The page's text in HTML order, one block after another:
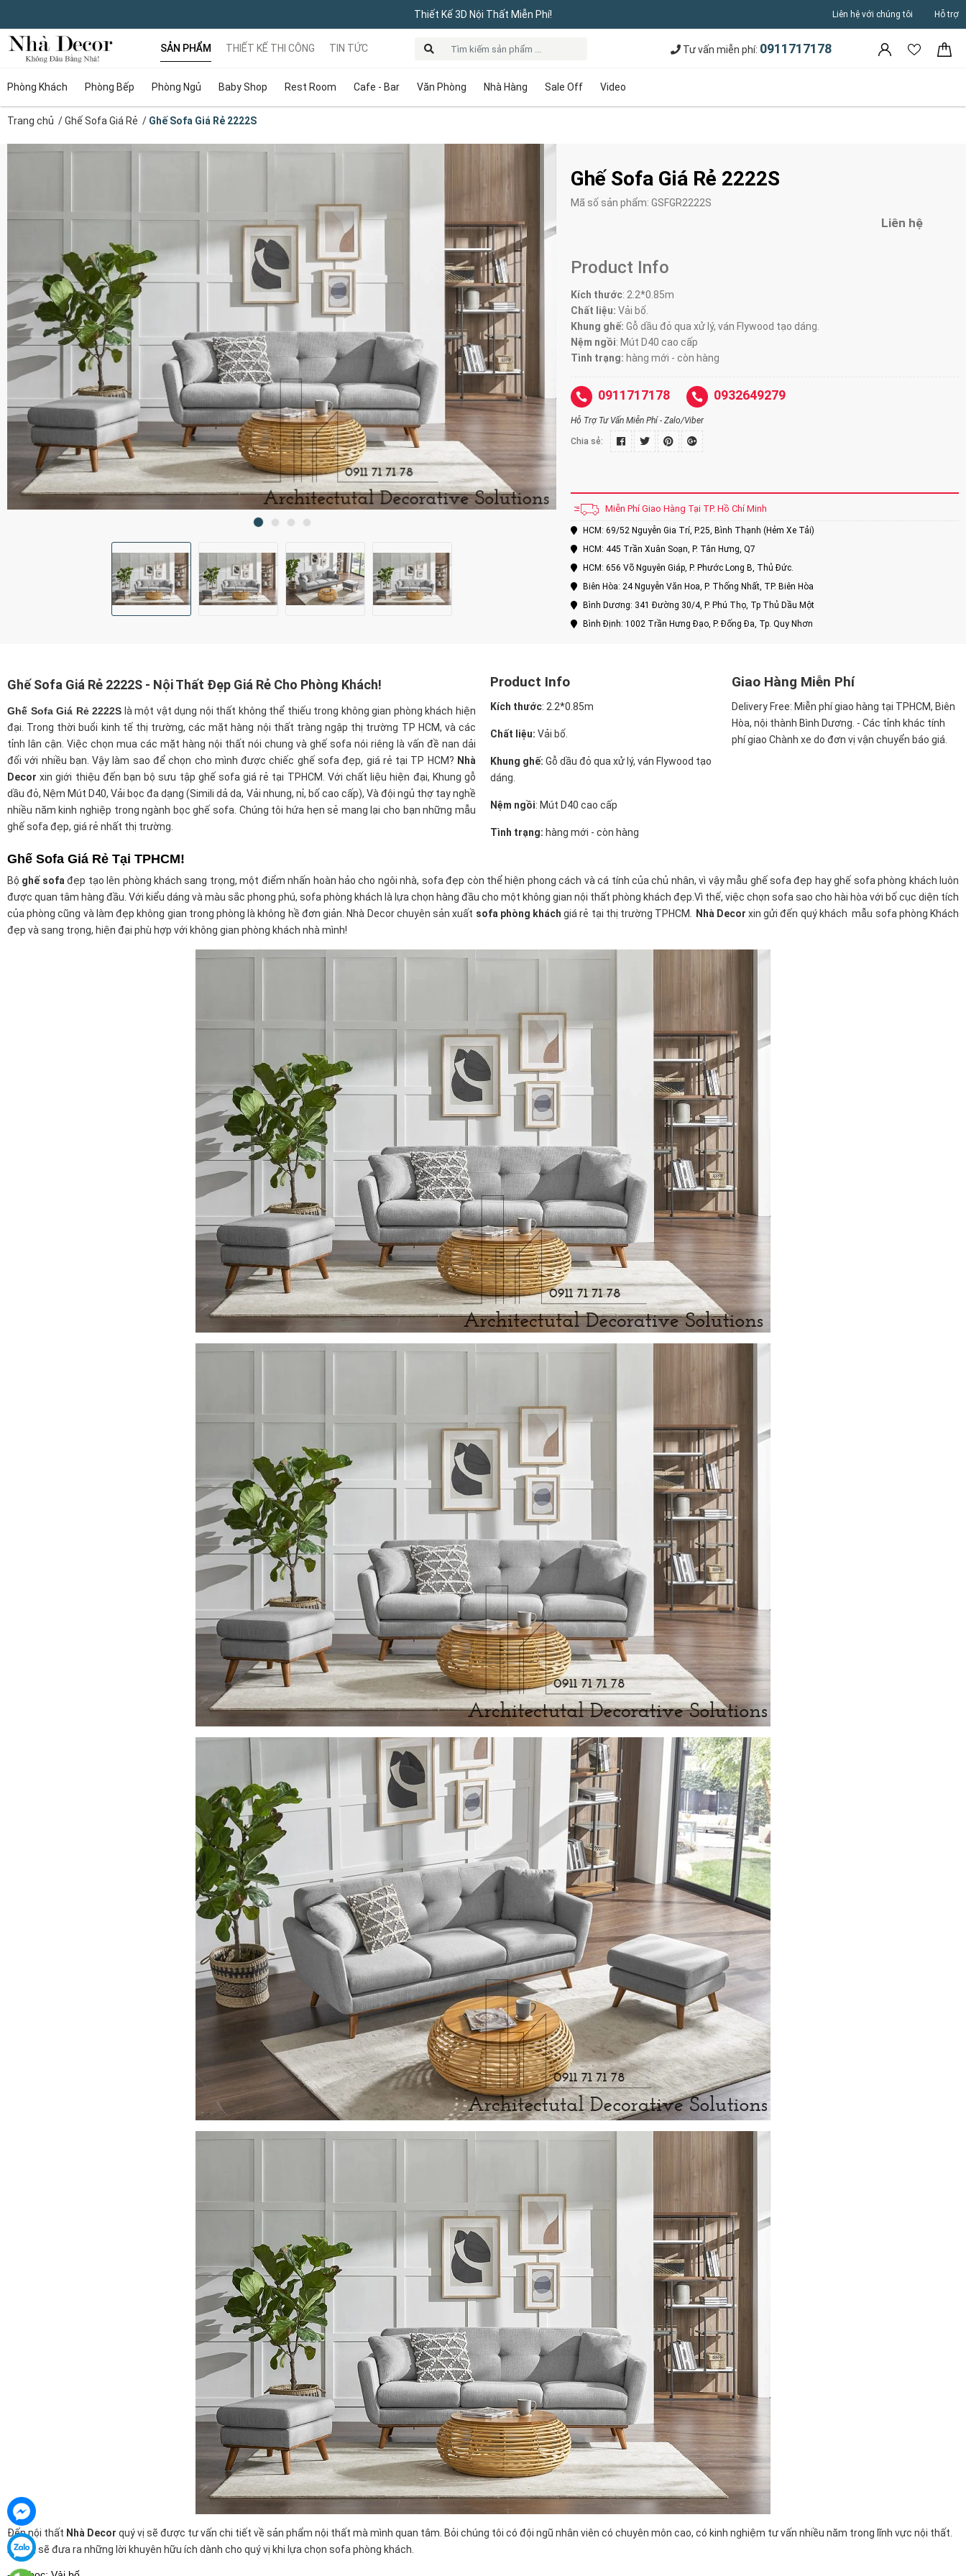
Thiết Kế 3D Nội Thất Miễn Phí! Liên hệ với chúng tôi Hỗ trợ
SẢN PHẨM
Phòng Khách Phòng Bếp Phòng Ngủ Baby Shop Rest Room Cafe - Bar Văn Phòng Nhà Hàng Sale Off Video
THIẾT KẾ THI CÔNG TIN TỨC Tư vấn miễn phí: 0911717178
Trang chủ /Ghế Sofa Giá Rẻ / Ghế Sofa Giá Rẻ 2222S
Ghế Sofa Giá Rẻ 2222S
Mã số sản phẩm: GSFGR2222S
Liên hệ
Product Info
Kích thước: 2.2*0.85m
Chất liệu: Vải bố.
Khung ghế: Gỗ dầu đỏ qua xử lý, ván Flywood tạo dáng.
Nệm ngồi: Mút D40 cao cấp
Tình trạng: hàng mới - còn hàng
0911717178 0932649279
Hỗ Trợ Tư Vấn Miễn Phí - Zalo/Viber
Chia sẻ:
Miễn Phí Giao Hàng Tại TP. Hồ Chí Minh
HCM: 69/52 Nguyễn Gia Trí, P.25, Bình Thạnh (Hẻm Xe Tải)
HCM: 445 Trần Xuân Soạn, P. Tân Hưng, Q7
HCM: 656 Võ Nguyên Giáp, P. Phước Long B, Thủ Đức.
Biên Hòa: 24 Nguyễn Văn Hoa, P. Thống Nhất, TP. Biên Hòa
Bình Dương: 341 Đường 30/4, P. Phú Thọ, Tp Thủ Dầu Một
Bình Định: 1002 Trần Hưng Đạo, P. Đống Đa, Tp. Quy Nhơn
Ghế Sofa Giá Rẻ 2222S - Nội Thất Đẹp Giá Rẻ Cho Phòng Khách!
Ghế Sofa Giá Rẻ 2222S là một vật dụng nội thất không thể thiếu trong không gian phòng khách hiện
đại. Trong thời buổi kinh tế thị trường, các mặt hàng nội thất tràng ngập thị trường TP HCM, và các
tỉnh lân cận. Việc chọn mua các mặt hàng nội thất nói chung và ghế sofa nói riêng là vấn đề nan dải
đối với nhiều bạn. Vậy làm sao để chọn cho mình được chiếc ghế sofa đẹp, giá rẻ tại TP HCM? Nhà
Decor xin giới thiệu đến bạn bộ sưu tập ghế sofa giá rẻ tại TPHCM. Với chất liệu hiện đại, Khung gỗ
dầu đỏ, Nệm Mút D40, Vải bọc đa dạng (Simili dả da, Vải nhung, nỉ, bố cao cấp), Và đội ngủ thợ tay nghề
nhiều năm kinh nghiệp trong ngành bọc ghế sofa. Chúng tôi hứa hẹn sẻ mang lại cho bạn những mẫu
ghế sofa đẹp, giá rẻ nhất thị trường.
Product Info
Kích thước: 2.2*0.85m
Chất liệu: Vải bố.
Khung ghế: Gỗ dầu đỏ qua xử lý, ván Flywood tạo
dáng.
Nệm ngồi: Mút D40 cao cấp
Tình trạng: hàng mới - còn hàng
Giao Hàng Miễn Phí
Delivery Free: Miễn phí giao hàng tại TPHCM, Biên
Hòa, nội thành Bình Dương. - Các tỉnh khác tính
phí giao Chành xe do đơn vị vận chuyển báo giá.
Ghế Sofa Giá Rẻ Tại TPHCM!
Bộ ghế sofađẹp tạo lên phòng khách sang trọng, một điểm nhấn hoàn hảo cho ngôi nhà, sofa đẹp còn thể hiện phong cách và cá tính của chủ nhân, vì vậy mẫu ghế sofa đẹp hay ghế sofa phòng khách luôn
được quan tâm hàng đầu. Với kiểu dáng và màu sắc phong phú, sofa phòng khách là lựa chọn hàng đầu cho một không gian nội thất phòng khách đẹp.Vì thế, việc chọn sofa sao cho hài hòa với bố cục diện tích
của phòng cũng và làm đẹp không gian trong phòng là không hề đơn giản. Nhà Decor chuyên sản xuất sofa phòng khách giá rẻ tại thị trường TPHCM. Nhà Decor xin gửi đến quý khách mẫu sofa phòng Khách
đẹp và sang trọng, hiện đại phù hợp với không gian phòng khách nhà mình!
Đến nội thất Nhà Decor quý vị sẽ được tư vấn chi tiết về sản phẩm nội thất mà mình quan tâm. Bỏi chúng tôi có đội ngũ nhân viên có chuyên môn cao, có kinh nghiệm tư vấn nhiều năm trong lĩnh vực nội thất.
Do đó, sẽ đưa ra những lời khuyên hữu ích dành cho quý vị khi lựa chọn sofa phòng khách.